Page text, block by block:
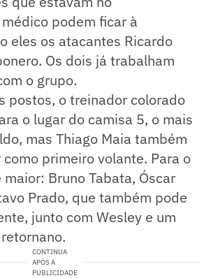
podem ficar à
eles os atacantes Ricardo
Os dois já trabalham
o grupo.
postos, o treinador colorado
o lugar do camisa 5, o mais
mas Thiago Maia também
primeiro volante. Para o
Bruno Tabata, Óscar
Prado, que também pode
junto com Wesley e um
CONTINUA
APÓS A
PUBLICIDADE